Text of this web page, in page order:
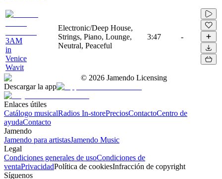
3AM
in
Venice
Wavit
Electronic/Deep House,
Strings, Piano, Lounge,
Neutral, Peaceful
3:47 -
© 2026 Jamendo Licensing
Descargar la app
Enlaces útiles
Catálogo musicalRadios In-storePreciosContactoCentro de
ayudaContacto
Jamendo
Jamendo para artistasJamendo Music
Legal
Condiciones generales de usoCondiciones de
ventaPrivacidadPolítica de cookiesInfracción de copyright
Síguenos